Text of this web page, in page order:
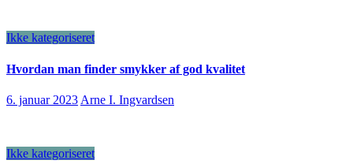
Ikke kategoriseret
Hvordan man finder smykker af god kvalitet
6. januar 2023 Arne I. Ingvardsen
Ikke kategoriseret